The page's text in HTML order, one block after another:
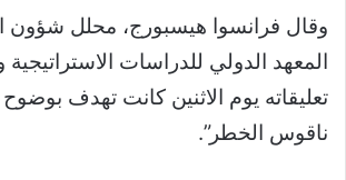
وقال فرانسوا هيسبورج، محلل شؤون
المعهد الدولي للدراسات
تعليقاته يوم الاثنين كانت تهدف
ناقوس الخطر”.